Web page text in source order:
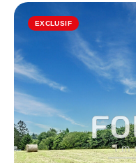
EXCLUSIF